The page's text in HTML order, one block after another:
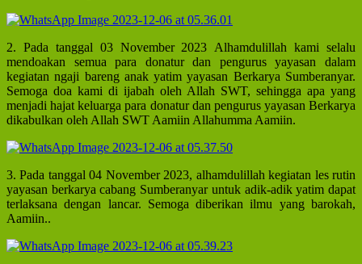
2. Pada tanggal 03 November 2023 Alhamdulillah kami selalu
mendoakan semua para donatur dan pengurus yayasan dalam
kegiatan ngaji bareng anak yatim yayasan Berkarya Sumberanyar.
Semoga doa kami di ijabah oleh Allah SWT, sehingga apa yang
menjadi hajat keluarga para donatur dan pengurus yayasan Berkarya
dikabulkan oleh Allah SWT Aamiin Allahumma Aamiin.
3. Pada tanggal 04 November 2023, alhamdulillah kegiatan les rutin
yayasan berkarya cabang Sumberanyar untuk adik-adik yatim dapat
terlaksana dengan lancar. Semoga diberikan ilmu yang barokah,
Aamiin..